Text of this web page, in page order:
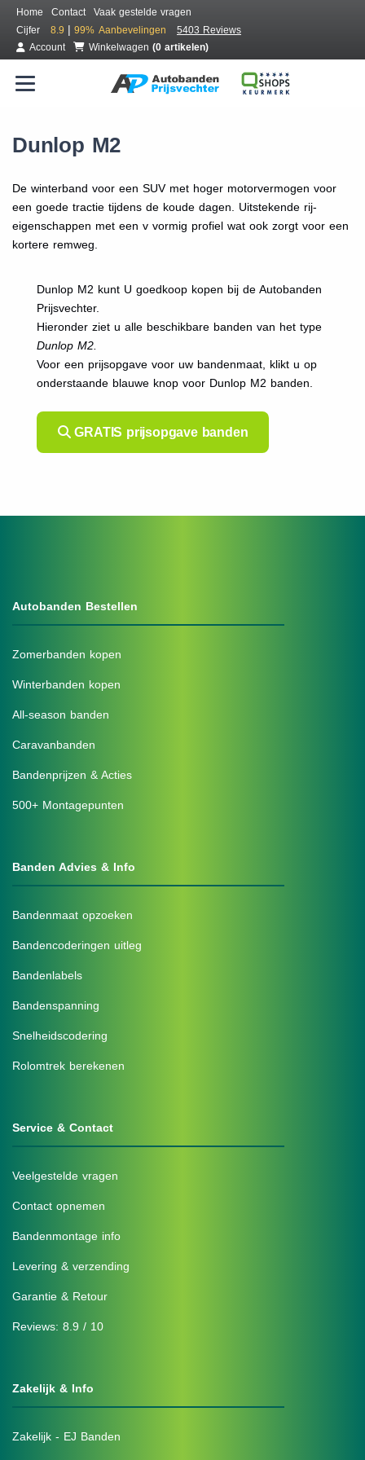
Home Contact
Vaak gestelde vragen
Cijfer
8.9 | 99% Aanbevelingen
5403 Reviews
Account
Winkelwagen (0 artikelen)
Dunlop M2
De winterband voor een SUV met hoger motorvermogen voor
een goede tractie tijdens de koude dagen. Uitstekende rij-
eigenschappen met een v vormig profiel wat ook zorgt voor een
kortere remweg.
Dunlop M2 kunt U goedkoop kopen bij de Autobanden
Prijsvechter.
Hieronder ziet u alle beschikbare banden van het type
Dunlop M2.
Voor een prijsopgave voor uw bandenmaat, klikt u op
onderstaande blauwe knop voor Dunlop M2 banden.
GRATIS prijsopgave banden
Autobanden Bestellen
Zomerbanden kopen
Winterbanden kopen
All-season banden
Caravanbanden
Bandenprijzen & Acties
500+ Montagepunten
Banden Advies & Info
Bandenmaat opzoeken
Bandencoderingen uitleg
Bandenlabels
Bandenspanning
Snelheidscodering
Rolomtrek berekenen
Service & Contact
Veelgestelde vragen
Contact opnemen
Bandenmontage info
Levering & verzending
Garantie & Retour
Reviews: 8.9 / 10
Zakelijk & Info
Zakelijk - EJ Banden